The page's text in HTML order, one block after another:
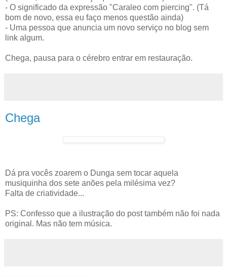
- O significado da expressão "Caraleo com piercing". (Tá
bom de novo, essa eu faço menos questão ainda)
- Uma pessoa que anuncia um novo serviço no blog sem
link algum.
Chega, pausa para o cérebro entrar em restauração.
Chega
Dá pra vocês zoarem o Dunga sem tocar aquela
musiquinha dos sete anões pela milésima vez?
Falta de criatividade...
PS: Confesso que a ilustração do post também não foi nada
original. Mas não tem música.